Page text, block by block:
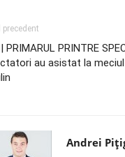
PRIMARUL PRINTRE
au asistat la meciul
Andrei